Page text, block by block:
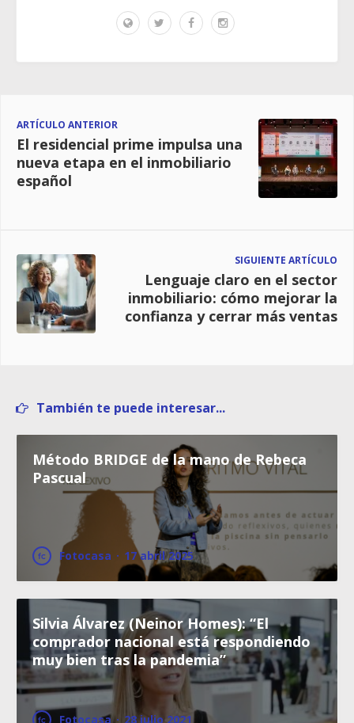
ARTÍCULO ANTERIOR
El residencial prime impulsa una
nueva etapa en el inmobiliario
español
SIGUIENTE ARTÍCULO
Lenguaje claro en el sector
inmobiliario: cómo mejorar la
confianza y cerrar más ventas
También te puede interesar...
Método BRIDGE de la mano de Rebeca
Pascual
Fotocasa · 17 abril 2025
Silvia Álvarez (Neinor Homes): “El
comprador nacional está respondiendo
muy bien tras la pandemia”
Fotocasa · 28 julio 2021